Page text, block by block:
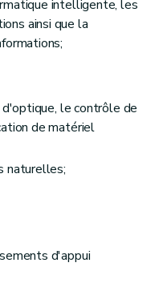
intelligente, les
ainsi que la
le contrôle de
de matériel
naturelles;
d'appui